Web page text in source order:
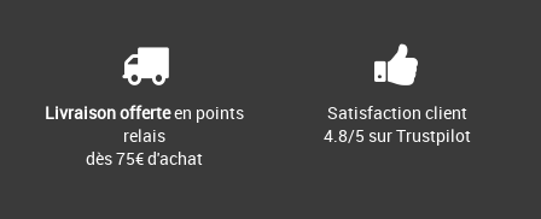
Livraison offerteen points
relais
dès 75€ d'achat
Satisfaction client
4.8/5 sur Trustpilot